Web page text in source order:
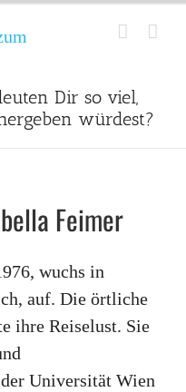
Dir so viel,
würdest?
Feimer
wuchs in
auf. Die örtliche
ihre Reiselust. Sie
Universität Wien